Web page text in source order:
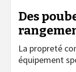
Des
La propreté
équipement